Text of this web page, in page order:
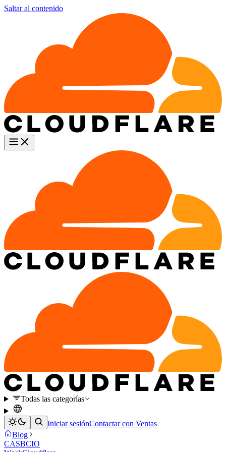
Saltar al contenido
Todas las categorías
Iniciar sesiónContactar con Ventas
Blog
CASBCIO